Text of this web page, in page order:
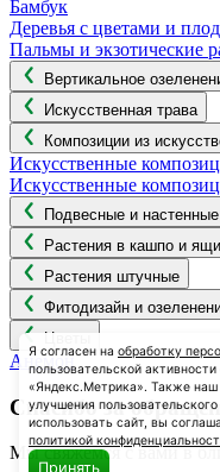
Бамбук
Деревья с цветами и
Пальмы и экзотические
Вертикальное
Искусственная трава
Композиции из
Искусственные
Искусственные
Подвесные и
Растения в кашпо и
Растения штучные
Фитодизайн и
Цветы
Анемон
Спасибо за
Мы свяжемся с вами в
Я согласен на обработку
пользовательской
«Яндекс.Метрика». Также наш
улучшения
использовать сайт, вы
политикой
Принять